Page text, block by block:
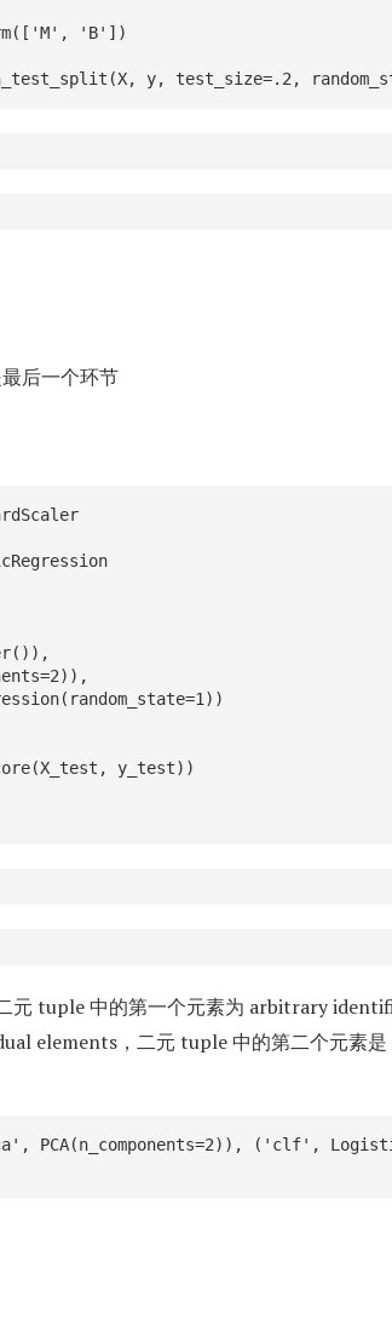
y, test_size=.2,
后一个环节
y_test))
元 tuple 中的第一个元素为 arbitrary
elements，二元 tuple 中的第二个元素
('clf',